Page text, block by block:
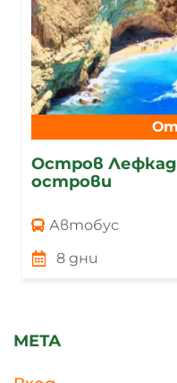
От
Остров
острови
Автобус
8 дни
МЕТА